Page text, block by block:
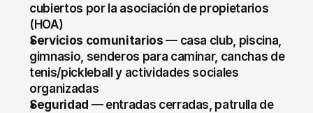
cubiertos por la asociación de propietarios
(HOA)
Servicios comunitarios — casa club, piscina,
gimnasio, senderos para caminar, canchas de
tenis/pickleball y actividades sociales
organizadas
Seguridad — entradas cerradas, patrulla de